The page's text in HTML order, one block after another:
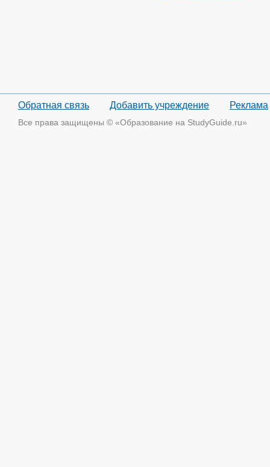
Обратная связь Добавить учреждение Реклама
Все права защищены © «Образование на StudyGuide.ru»